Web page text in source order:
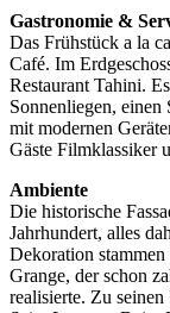
Gastronomie &
Das Frühstück a la
Café. Im
Restaurant Tahini.
Sonnenliegen, einen
mit modernen
Gäste Filmklassiker
Ambiente
Die historische
Jahrhundert, alles
Dekoration
Grange, der schon
realisierte. Zu